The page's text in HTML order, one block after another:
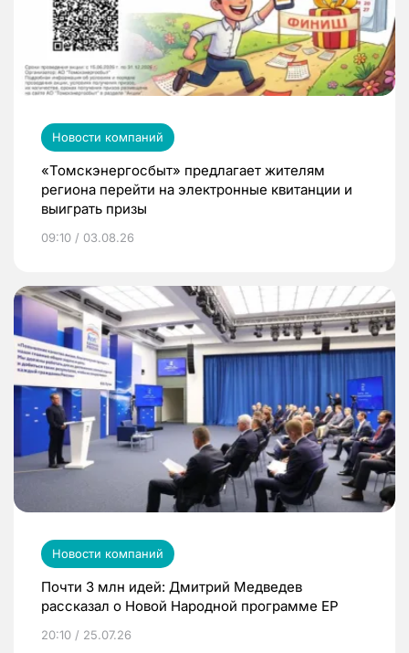
Новости компаний
«Томскэнергосбыт» предлагает жителям
региона перейти на электронные квитанции и
выиграть призы
09:10 / 03.08.26
Новости компаний
Почти 3 млн идей: Дмитрий Медведев
рассказал о Новой Народной программе ЕР
20:10 / 25.07.26